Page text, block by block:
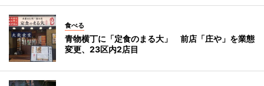
食べる
青物横丁に「定食のまる大」 前店「庄や」を業態
変更、23区内2店目